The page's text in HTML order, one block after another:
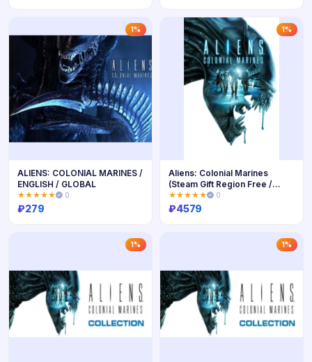
Купить
1%
ALIENS: COLONIAL MARINES /
ENGLISH / GLOBAL
★★★★★ 0
₽279
1%
Aliens: Colonial Marines
(Steam Gift Region Free /
ROW)
★★★★★ 0
₽4579
1% 1%